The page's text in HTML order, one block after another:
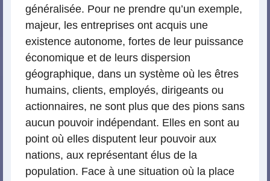
généralisée. Pour ne prendre qu’un exemple,
majeur, les entreprises ont acquis une
existence autonome, fortes de leur puissance
économique et de leurs dispersion
géographique, dans un système où les êtres
humains, clients, employés, dirigeants ou
actionnaires, ne sont plus que des pions sans
aucun pouvoir indépendant. Elles en sont au
point où elles disputent leur pouvoir aux
nations, aux représentant élus de la
population. Face à une situation où la place